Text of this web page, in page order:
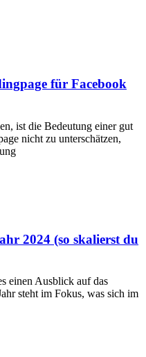
für Facebook
ist die Bedeutung einer gut
nicht zu unterschätzen,
2024 (so skalierst du
einen Ausblick auf das
steht im Fokus, was sich im